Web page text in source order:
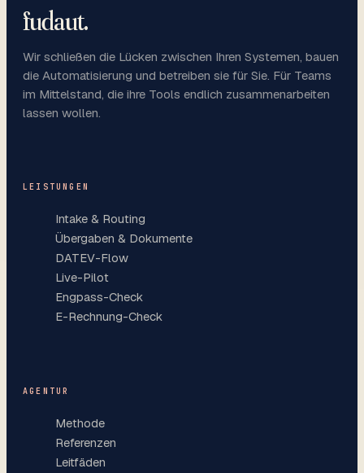
fudaut.
Wir schließen die Lücken zwischen Ihren Systemen, bauen
die Automatisierung und betreiben sie für Sie. Für Teams
im Mittelstand, die ihre Tools endlich zusammenarbeiten
lassen wollen.
LEISTUNGEN
Intake & Routing
Übergaben & Dokumente
DATEV-Flow
Live-Pilot
Engpass-Check
E-Rechnung-Check
AGENTUR
Methode
Referenzen
Leitfäden